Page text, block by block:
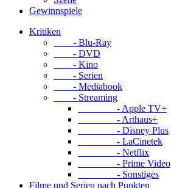
Gewinnspiele
Kritiken
- Blu-Ray
- DVD
- Kino
- Serien
- Mediabook
- Streaming
- Apple TV+
- Arthaus+
- Disney Plus
- LaCinetek
- Netflix
- Prime Video
- Sonstiges
Filme und Serien nach Punkten